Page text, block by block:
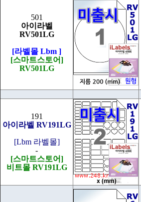
501
아이라벨
RV501LG
[라벨몰 Lbm ]
[스마트스토어]
RV501LG
191
아이라벨 RV191LG
[Lbm 라벨몰]
-
[스마트스토어]
비트몰 RV191LG